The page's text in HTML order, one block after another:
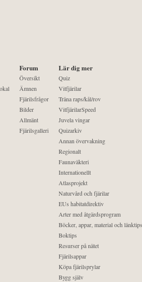
Forum
Översikt
Ämnen
Fjärilsfrågor
Bilder
Allmänt
Fjärilsgalleri
Lär dig mer
Quiz
Vitfjärilar
Träna raps/kål/rov
VitfjärilarSpeed
Juvela vingar
Quizarkiv
Annan övervakning
Regionalt
Faunaväkteri
Internationellt
Atlasprojekt
Naturvård och fjärilar
EUs habitatdirektiv
Arter med åtgärdsprogram
Böcker, appar, material och länktips
Boktips
Resurser på nätet
Fjärilsappar
Köpa fjärilsprylar
Bygg själv